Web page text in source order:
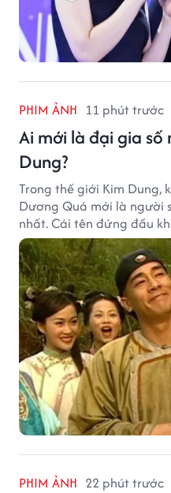
PHIM ẢNH 11 phút trước
Ai mới là đại gia
Dung?
Trong thế giới Kim Dung,
Dương Quá mới là người
nhất. Cái tên đứng đầu
bởi xuất thân của nhân
giống một đại hiệp.
PHIM ẢNH 22 phút trước